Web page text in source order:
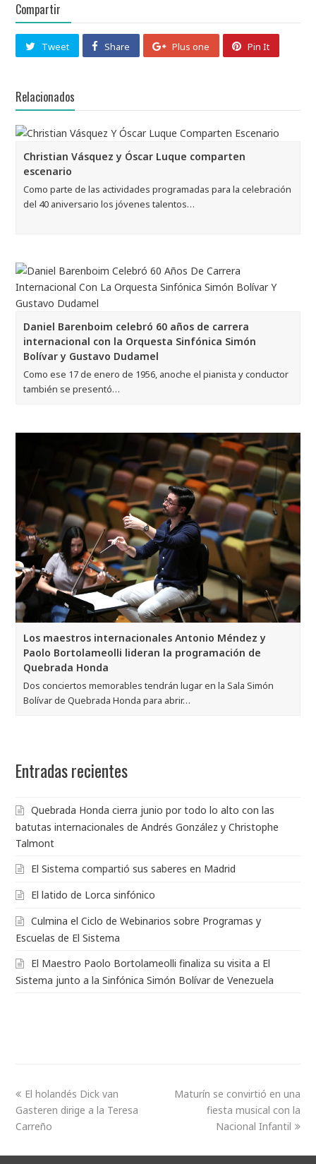
Compartir
Tweet Share Plus one Pin It
Relacionados
Christian Vásquez y Óscar Luque comparten
escenario
Como parte de las actividades programadas para la celebración
del 40 aniversario los jóvenes talentos…
Daniel Barenboim celebró 60 años de carrera
internacional con la Orquesta Sinfónica Simón
Bolívar y Gustavo Dudamel
Como ese 17 de enero de 1956, anoche el pianista y conductor
también se presentó…
Los maestros internacionales Antonio Méndez y
Paolo Bortolameolli lideran la programación de
Quebrada Honda
Dos conciertos memorables tendrán lugar en la Sala Simón
Bolívar de Quebrada Honda para abrir…
Entradas recientes
Quebrada Honda cierra junio por todo lo alto con las
batutas internacionales de Andrés González y Christophe
Talmont
El Sistema compartió sus saberes en Madrid
El latido de Lorca sinfónico
Culmina el Ciclo de Webinarios sobre Programas y
Escuelas de El Sistema
El Maestro Paolo Bortolameolli finaliza su visita a El
Sistema junto a la Sinfónica Simón Bolívar de Venezuela
El holandés Dick van
Gasteren dirige a la Teresa
Carreño
Maturín se convirtió en una
fiesta musical con la
Nacional Infantil